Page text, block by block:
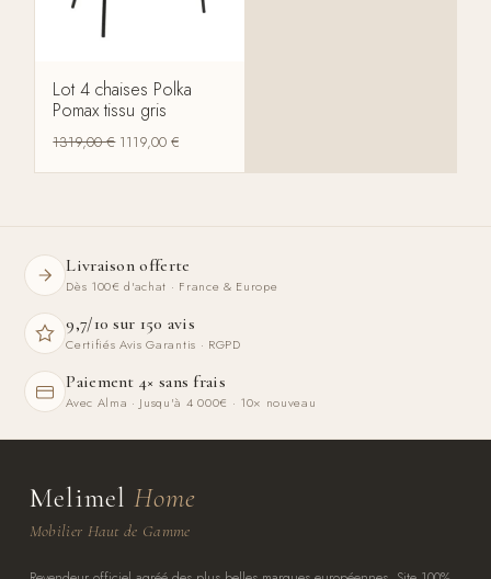
Lot 4 chaises Polka
Pomax tissu gris
1319,00€ 1119,00€
Livraison offerte
Dès 100€ d'achat · France & Europe
9,7/10 sur 150 avis
Certifiés Avis Garantis · RGPD
Paiement 4× sans frais
Avec Alma · Jusqu'à 4 000€ · 10× nouveau
Melimel Home
Mobilier Haut de Gamme